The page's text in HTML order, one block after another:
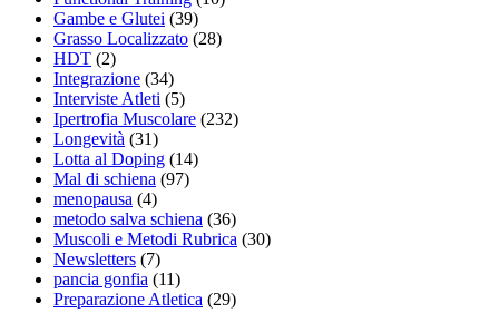
Gambe e Glutei (39)
Grasso Localizzato (28)
HDT (2)
Integrazione (34)
Interviste Atleti (5)
Ipertrofia Muscolare (232)
Longevità (31)
Lotta al Doping (14)
Mal di schiena (97)
menopausa (4)
metodo salva schiena (36)
Muscoli e Metodi Rubrica (30)
Newsletters (7)
pancia gonfia (11)
Preparazione Atletica (29)